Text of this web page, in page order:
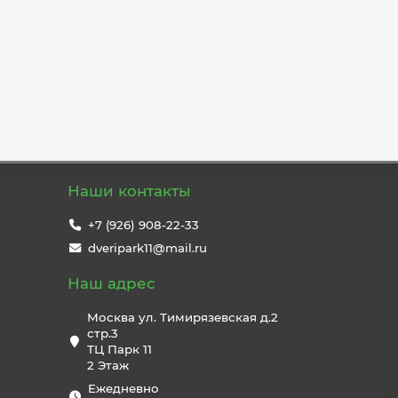
Наши контакты
+7 (926) 908-22-33
dveripark11@mail.ru
Наш адрес
Москва ул. Тимирязевская д.2
стр.3
ТЦ Парк 11
2 Этаж
Ежедневно